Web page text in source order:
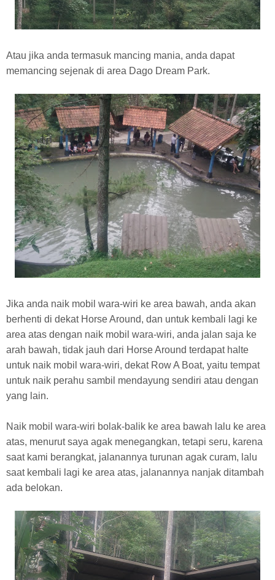
Atau jika anda termasuk mancing mania, anda dapat
memancing sejenak di area Dago Dream Park.
Jika anda naik mobil wara-wiri ke area bawah, anda akan
berhenti di dekat Horse Around, dan untuk kembali lagi ke
area atas dengan naik mobil wara-wiri, anda jalan saja ke
arah bawah, tidak jauh dari Horse Around terdapat halte
untuk naik mobil wara-wiri, dekat Row A Boat, yaitu tempat
untuk naik perahu sambil mendayung sendiri atau dengan
yang lain.
Naik mobil wara-wiri bolak-balik ke area bawah lalu ke area
atas, menurut saya agak menegangkan, tetapi seru, karena
saat kami berangkat, jalanannya turunan agak curam, lalu
saat kembali lagi ke area atas, jalanannya nanjak ditambah
ada belokan.